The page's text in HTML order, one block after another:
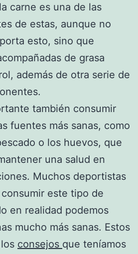
carne es una de las
de estas, aunque no
esto, sino que
de grasa
además de otra serie de
también consumir
fuentes más sanas, como
o los huevos, que
una salud en
Muchos deportistas
este tipo de
en realidad podemos
mucho más sanas. Estos
consejos que teníamos